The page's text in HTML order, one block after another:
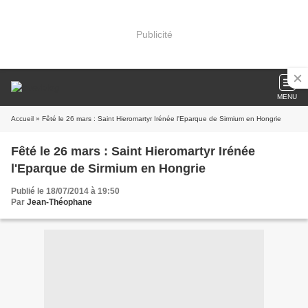
Publicité
MENU
Accueil » Fêté le 26 mars : Saint Hieromartyr Irénée l'Eparque de Sirmium en Hongrie
Fêté le 26 mars : Saint Hieromartyr Irénée
l'Eparque de Sirmium en Hongrie
Publié le 18/07/2014 à 19:50
Par Jean-Théophane